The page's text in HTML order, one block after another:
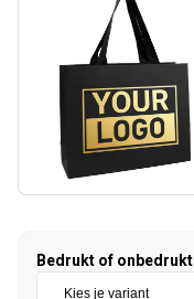
Bedrukt of onbedrukt